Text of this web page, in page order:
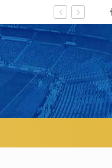
Vypískaný